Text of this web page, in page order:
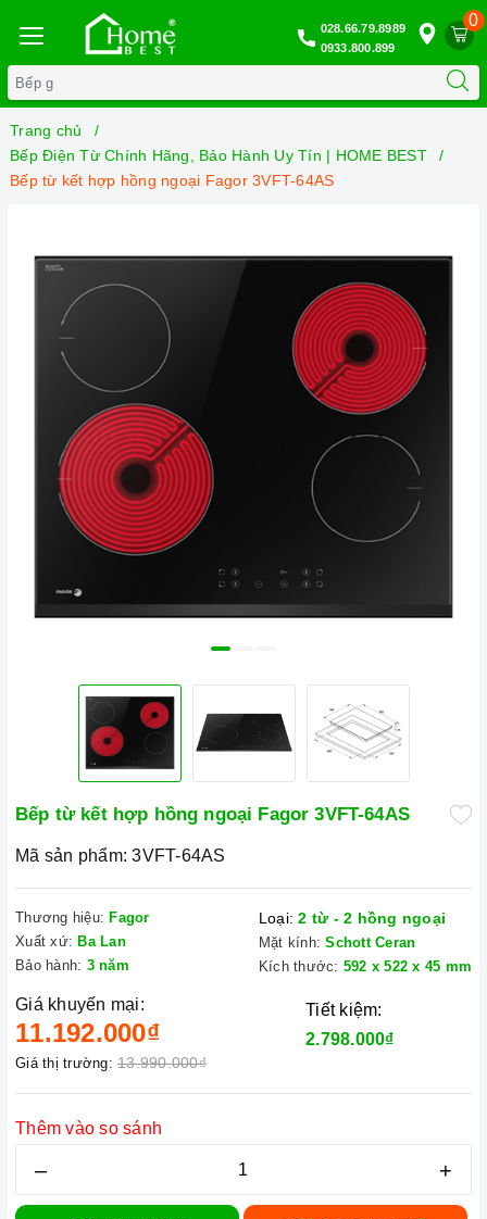
0
028.66.79.8989
0933.800.899
Trang chủ
Bếp Điện Từ Chính Hãng, Bảo Hành Uy Tín | HOME BEST
Bếp từ kết hợp hồng ngoại Fagor 3VFT-64AS
Bếp từ kết hợp hồng ngoại Fagor 3VFT-64AS
Mã sản phẩm: 3VFT-64AS
Thương hiệu: Fagor
Xuất xứ: Ba Lan
Bảo hành: 3 năm
Loại: 2 từ - 2 hồng ngoại
Mặt kính: Schott Ceran
Kích thước: 592 x 522 x 45 mm
Giá khuyến mại:
11.192.000₫
Giá thị trường: 13.990.000₫
Tiết kiệm:
2.798.000₫
Thêm vào so sánh
– +